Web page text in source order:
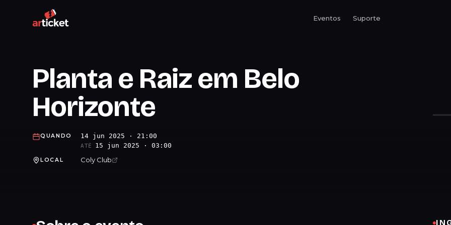
Eventos Suporte
Planta e Raiz em Belo
Horizonte
QUANDO 14 jun 2025 · 21:00
ATÉ 15 jun 2025 · 03:00
LOCAL Coly Club